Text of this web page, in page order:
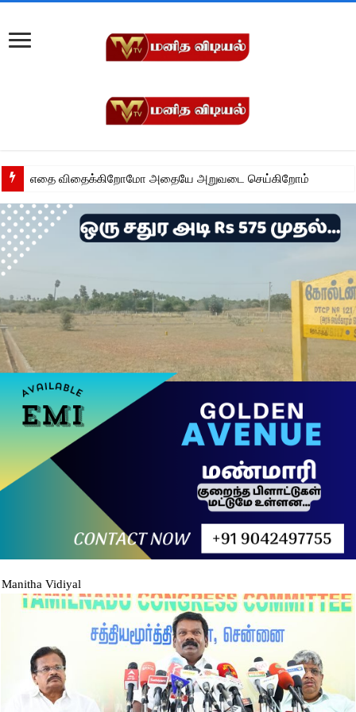
எதை விதைக்கிறோமோ அதையே அறுவடை செய்கிறோம்
Manitha Vidiyal